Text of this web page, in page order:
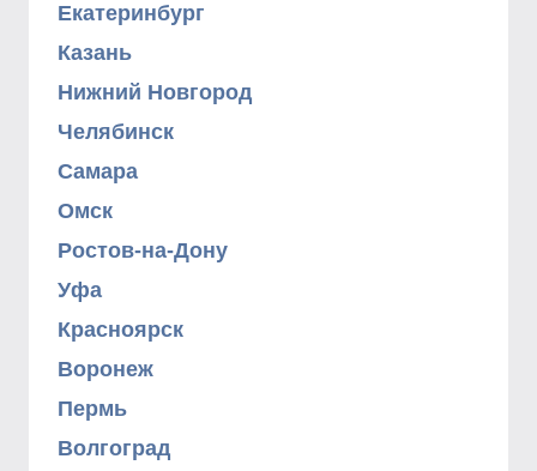
Екатеринбург
Казань
Нижний Новгород
Челябинск
Самара
Омск
Ростов-на-Дону
Уфа
Красноярск
Воронеж
Пермь
Волгоград